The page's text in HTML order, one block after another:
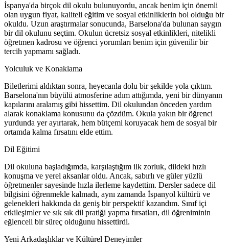
İspanya'da birçok dil okulu bulunuyordu, ancak benim için önemli
olan uygun fiyat, kaliteli eğitim ve sosyal etkinliklerin bol olduğu bir
okuldu. Uzun araştırmalar sonucunda, Barselona'da bulunan saygın
bir dil okulunu seçtim. Okulun ücretsiz sosyal etkinlikleri, nitelikli
öğretmen kadrosu ve öğrenci yorumları benim için güvenilir bir
tercih yapmamı sağladı.
Yolculuk ve Konaklama
Biletlerimi aldıktan sonra, heyecanla dolu bir şekilde yola çıktım.
Barselona'nın büyülü atmosferine adım attığımda, yeni bir dünyanın
kapılarını aralamış gibi hissettim. Dil okulundan önceden yardım
alarak konaklama konusunu da çözdüm. Okula yakın bir öğrenci
yurdunda yer ayırtarak, hem bütçemi koruyacak hem de sosyal bir
ortamda kalma fırsatını elde ettim.
Dil Eğitimi
Dil okuluna başladığımda, karşılaştığım ilk zorluk, dildeki hızlı
konuşma ve yerel aksanlar oldu. Ancak, sabırlı ve güler yüzlü
öğretmenler sayesinde hızla ilerleme kaydettim. Dersler sadece dil
bilgisini öğrenmekle kalmadı, aynı zamanda İspanyol kültürü ve
gelenekleri hakkında da geniş bir perspektif kazandım. Sınıf içi
etkileşimler ve sık sık dil pratiği yapma fırsatları, dil öğreniminin
eğlenceli bir süreç olduğunu hissettirdi.
Yeni Arkadaşlıklar ve Kültürel Deneyimler